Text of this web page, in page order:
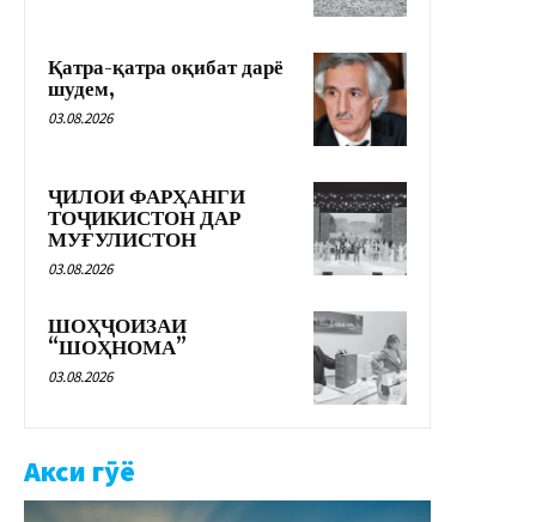
Қатра-қатра оқибат дарё
шудем,
03.08.2026
ҶИЛОИ ФАРҲАНГИ
ТОҶИКИСТОН ДАР
МУҒУЛИСТОН
03.08.2026
ШОҲҶОИЗАИ
“ШОҲНОМА”
03.08.2026
Акси гӯё